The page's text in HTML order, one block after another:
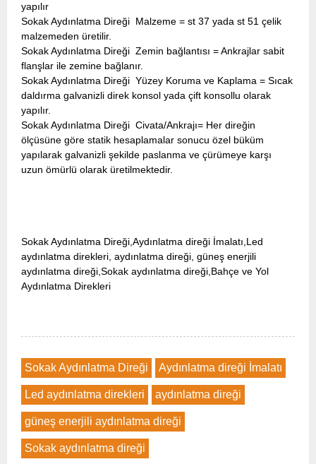
yapılır
Sokak Aydınlatma Direği Malzeme = st 37 yada st 51 çelik
malzemeden üretilir.
Sokak Aydınlatma Direği Zemin bağlantısı = Ankrajlar sabit
flanşlar ile zemine bağlanır.
Sokak Aydınlatma Direği Yüzey Koruma ve Kaplama = Sıcak
daldırma galvanizli direk konsol yada çift konsollu olarak
yapılır.
Sokak Aydınlatma Direği Civata/Ankrajı= Her direğin
ölçüsüne göre statik hesaplamalar sonucu özel büküm
yapılarak galvanizli şekilde paslanma ve çürümeye karşı
uzun ömürlü olarak üretilmektedir.
Sokak Aydınlatma Direği,Aydınlatma direği İmalatı,Led
aydınlatma direkleri, aydınlatma direği, güneş enerjili
aydınlatma direği,Sokak aydınlatma direği,Bahçe ve Yol
Aydınlatma Direkleri
Sokak Aydınlatma Direği Aydınlatma direği İmalatı
Led aydınlatma direkleri aydınlatma direği
güneş enerjili aydınlatma direği
Sokak aydınlatma direği